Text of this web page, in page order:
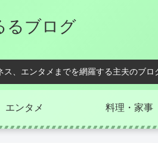
るブログ
、エンタメまでを網羅する主夫のブロ
エンタメ 料理・家事